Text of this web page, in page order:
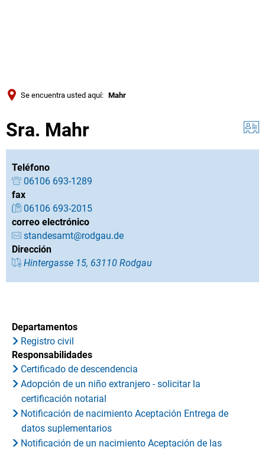
Se encuentra usted aquí: Mahr
Sra. Mahr
Teléfono
06106 693-1289
fax
06106 693-2015
correo electrónico
standesamt@rodgau.de
Dirección
Hintergasse 15, 63110 Rodgau
Departamentos
Registro civil
Responsabilidades
Certificado de descendencia
Adopción de un niño extranjero - solicitar la
certificación notarial
Notificación de nacimiento Aceptación Entrega de
datos suplementarios
Notificación de un nacimiento Aceptación de las